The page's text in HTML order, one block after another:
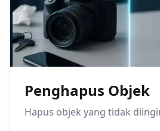
Penghapus Objek
Hapus objek yang tidak